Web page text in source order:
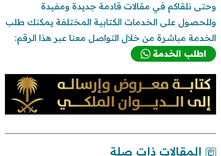
وحتى نلقاكم في مقالات قادمة جديدة ومفيدة
وللحصول على الخدمات الكتابية المختلفة يمكنك طلب
الخدمة مباشرة من خلال التواصل معنا عبر هذا الرقم:
اطلب الخدمة
المقالات ذات صلة